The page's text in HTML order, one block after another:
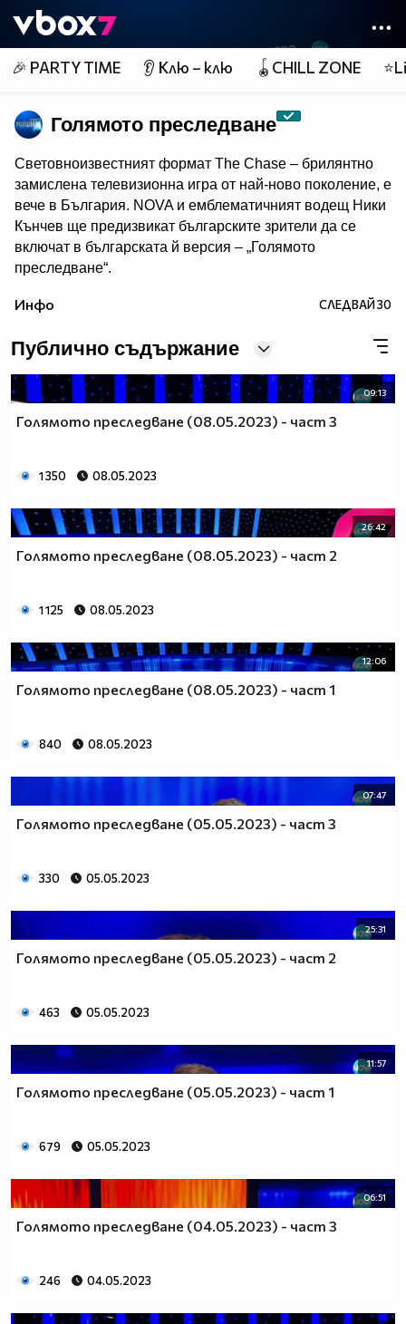
👾
🎉 PARTY TIME 👂 Клю – клю 🪀CHILL ZONE
Голямото преследване
Световноизвестният формат The Chase – брилянтно
замислена телевизионна игра от най-ново поколение, e
вече в България. NOVA и емблематичният водещ Ники
Кънчев ще предизвикат българските зрители да се
включат в българската й версия – „Голямото
преследване“.
ще бъде издигнато в култ, а Ники Кънчев ще запознае
Инфо СЛЕДВАЙ30
Публично съдържание
09:13
Голямото преследване (08.05.2023) - част 3
1 350 08.05.2023
26:42
Голямото преследване (08.05.2023) - част 2
1 125 08.05.2023
12:06
Голямото преследване (08.05.2023) - част 1
840 08.05.2023
07:47
Голямото преследване (05.05.2023) - част 3
330 05.05.2023
25:31
Голямото преследване (05.05.2023) - част 2
463 05.05.2023
11:57
Голямото преследване (05.05.2023) - част 1
679 05.05.2023
06:51
Голямото преследване (04.05.2023) - част 3
246 04.05.2023